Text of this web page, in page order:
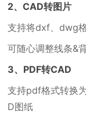
2、CAD转图片
支持将dxf、dwg
可随心调整线条&
3、PDF转CAD
支持pdf格式转换
D图纸